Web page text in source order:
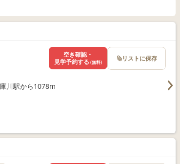
川駅から1078m
空き確認・
見学予約する (無料) リストに保存